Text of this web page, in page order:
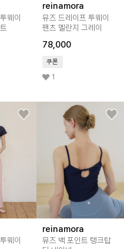
웨이
reinamora
뮤즈 드레이프 투웨이
팬츠 멜란지 그레이
78,000
쿠폰
1
웨이
reinamora
뮤즈 백 포인트 탱크탑